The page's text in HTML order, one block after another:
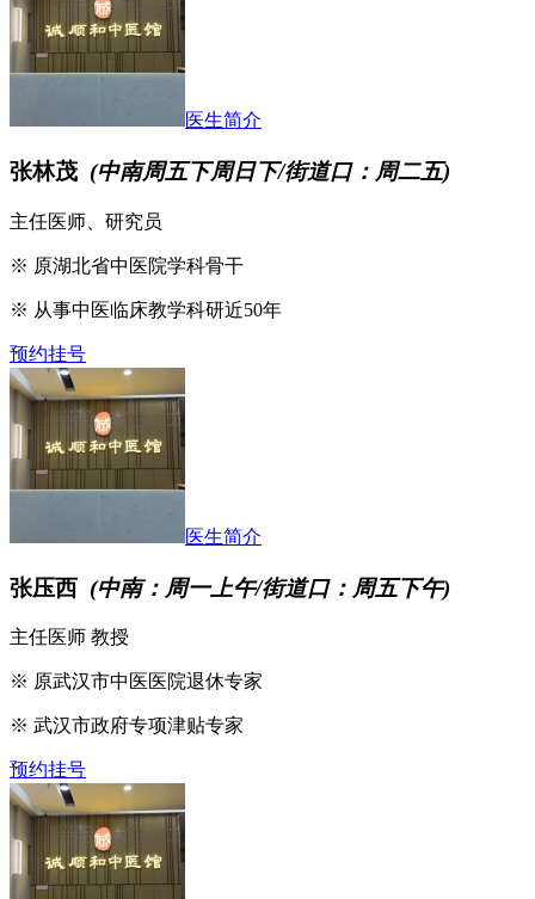
医生简介
张林茂 (中南周五下周日下/街道口：周二五)
主任医师、研究员
※ 原湖北省中医院学科骨干
※ 从事中医临床教学科研近50年
预约挂号
医生简介
张压西 (中南：周一上午/街道口：周五下午)
主任医师 教授
※ 原武汉市中医医院退休专家
※ 武汉市政府专项津贴专家
预约挂号